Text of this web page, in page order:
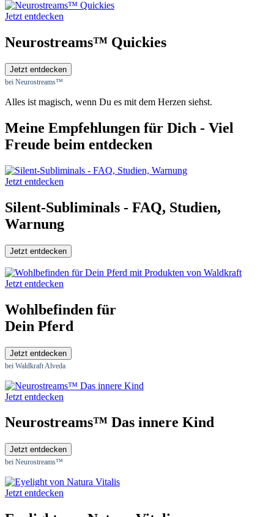
Jetzt entdecken
Neurostreams™ Quickies
Jetzt entdecken
bei Neurostreams™
Alles ist magisch, wenn Du es mit dem Herzen siehst.
Meine Empfehlungen für Dich - Viel
Freude beim entdecken
Jetzt entdecken
Silent-Subliminals - FAQ, Studien,
Warnung
Jetzt entdecken
Jetzt entdecken
Wohlbefinden für
Dein Pferd
Jetzt entdecken
bei Waldkraft Alveda
Jetzt entdecken
Neurostreams™ Das innere Kind
Jetzt entdecken
bei Neurostreams™
Jetzt entdecken